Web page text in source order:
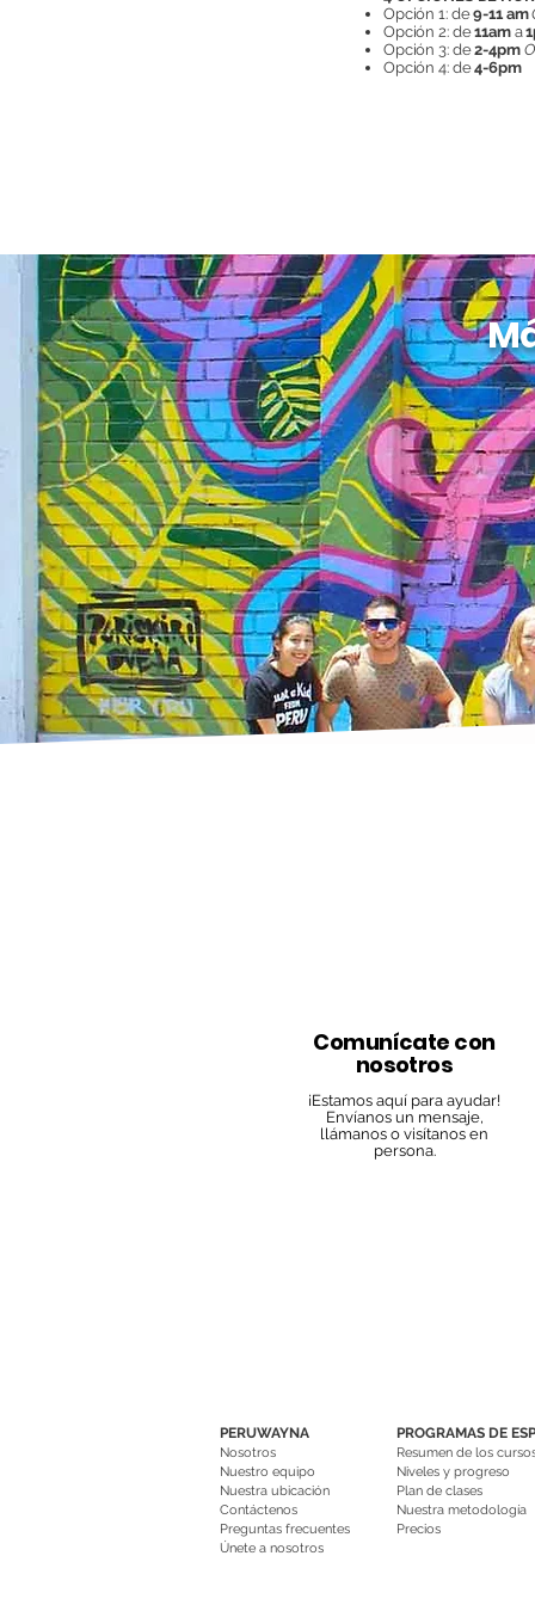
Opción 1: de9-11 am
Opción 2: de11am a
Opción 3: de2-4pm O
Opción 4: de4-6pm
Comunícate con
nosotros
¡Estamos aquí para ayudar!
Envíanos un mensaje,
llámanos o visítanos en
persona.
PERUWAYNA
Nosotros
Nuestro equipo
Nuestra ubicación
Contáctenos
Preguntas frecuentes
Únete a nosotros
PROGRAMAS DE
Resumen de los
Niveles y progreso
Plan de clases
Nuestra metodología
Precios